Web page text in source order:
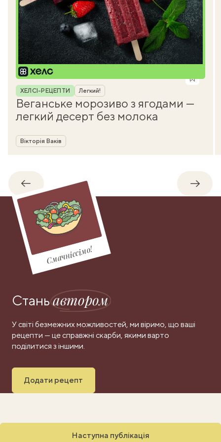
Рубрика
ХЕЛСІ-РЕЦЕПТИ Легкий!
Веганське морозиво з ягодами —
легкий десерт без молока
Автор
Вікторія Ваків
Назад
Смачніссімо!
Станьавтором
У світі безмежних можливостей, ми віримо, що ваші
рецепти — це справжні скарби, якими варто
поділитися з іншими.
Додати рецепт
Наступна публікація